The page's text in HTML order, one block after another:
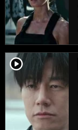
player2